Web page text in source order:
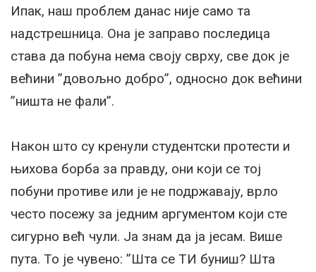
Ипак, наш проблем данас није само та
надстрешница. Она је заправо последица
става да побуна нема своју сврху, све док је
већини ”довољно добро”, односно док већини
”ништа не фали”.
Након што су кренули студентски протести и
њихова борба за правду, они који се тој
побуни противе или је не подржавају, врло
често посежу за једним аргументом који сте
сигурно већ чули. Ја знам да ја јесам. Више
пута. То је чувено: ”Шта се ТИ буниш? Шта